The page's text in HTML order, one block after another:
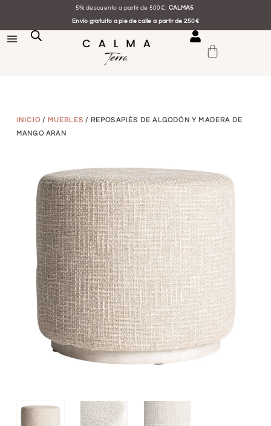
5% descuento a partir de 500€: CALMA5
Envío gratuito a pie de calle a partir de 250€
INICIO / MUEBLES / REPOSAPIÉS DE ALGODÓN Y MADERA DE
MANGO ARAN